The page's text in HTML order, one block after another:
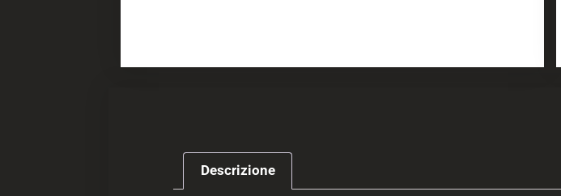
Descrizione